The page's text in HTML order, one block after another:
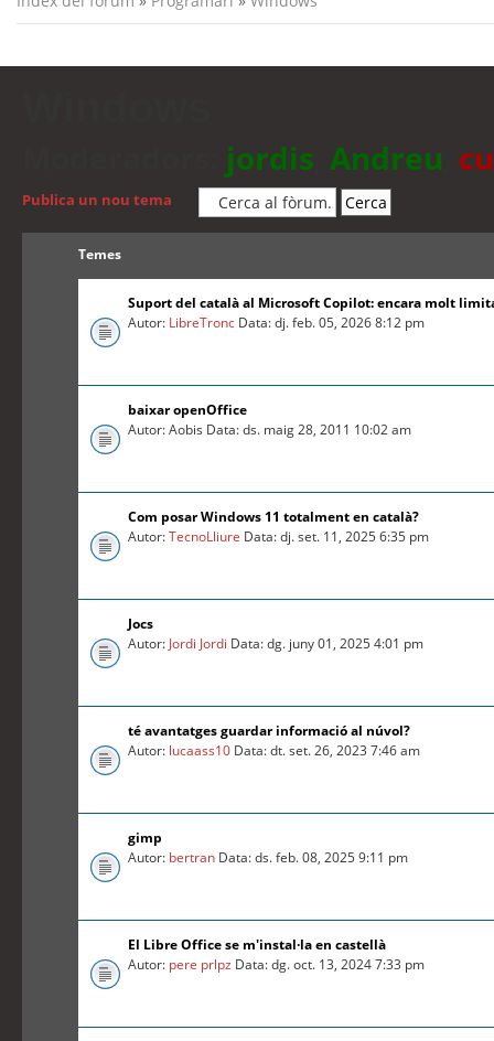
jordis Andreu
Publica un nou tema
Temes
Suport del català al Microsoft Copilot: encara molt
Autor: LibreTronc Data: dj. feb. 05, 2026 8:12 pm
baixar openOffice
Autor: Aobis Data: ds. maig 28, 2011 10:02 am
Com posar Windows 11 totalment en català?
Autor:TecnoLliure Data: dj. set. 11, 2025 6:35 pm
Jocs
Autor: Jordi Jordi Data: dg. juny 01, 2025 4:01 pm
té avantatges guardar informació al núvol?
Autor: lucaass10 Data: dt. set. 26, 2023 7:46 am
gimp
Autor: bertran Data: ds. feb. 08, 2025 9:11 pm
El Libre Office se m'instal·la en castellà
Autor: pere prlpz Data: dg. oct. 13, 2024 7:33 pm